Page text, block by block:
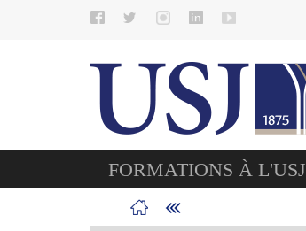
FORMATIONS À L'USJ